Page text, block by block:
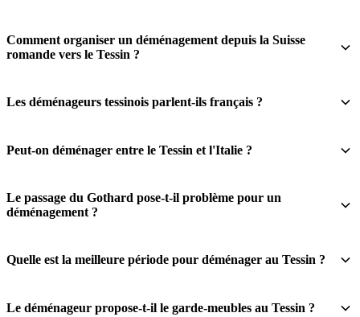
Comment organiser un déménagement depuis la Suisse
romande vers le Tessin ?
Les déménageurs tessinois parlent-ils français ?
Peut-on déménager entre le Tessin et l'Italie ?
Le passage du Gothard pose-t-il problème pour un
déménagement ?
Quelle est la meilleure période pour déménager au Tessin ?
Le déménageur propose-t-il le garde-meubles au Tessin ?